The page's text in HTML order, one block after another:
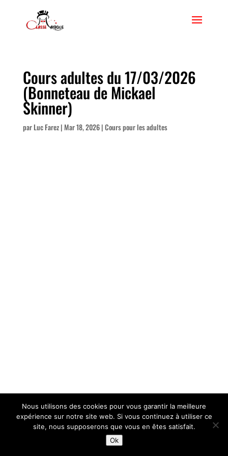
Cours adultes du 17/03/2026
(Bonneteau de Mickael
Skinner)
parLuc Farez| Mar 18, 2026|Cours pour les adultes
Nous utilisons des cookies pour vous garantir la meilleure
expérience sur notre site web. Si vous continuez à utiliser ce
site, nous supposerons que vous en êtes satisfait.
Ok